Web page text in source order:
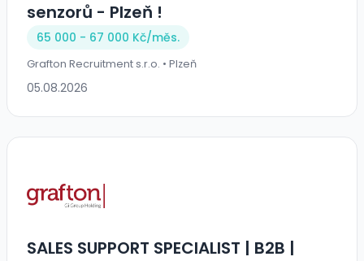
senzorů - Plzeň !
65 000 - 67 000 Kč/měs.
Grafton Recruitment s.r.o. • Plzeň
05.08.2026
SALES SUPPORT SPECIALIST | B2B |